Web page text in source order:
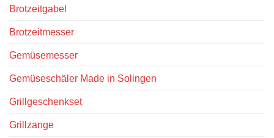
Brotzeitgabel
Brotzeitmesser
Gemüsemesser
Gemüseschäler Made in Solingen
Grillgeschenkset
Grillzange